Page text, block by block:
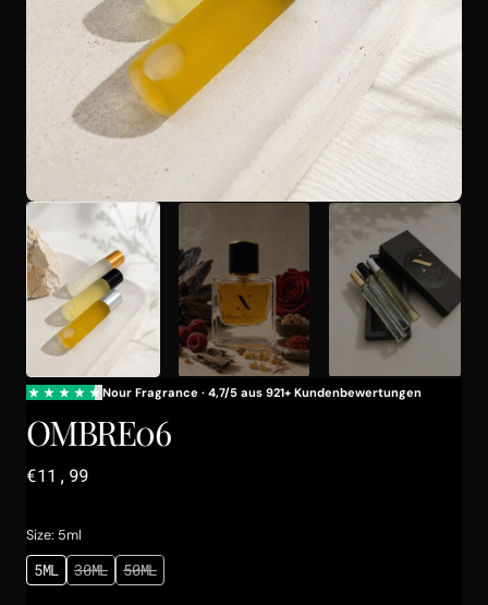
OMBRE06
Regulärer
€11,99
Size: 5ml
5MLVARIANTE
AUSVERKAUFT
30MLVARIANTE
AUSVERKAUFT
50MLVARIANTE
AUSVERKAUFT
Galerieansicht
öffnen